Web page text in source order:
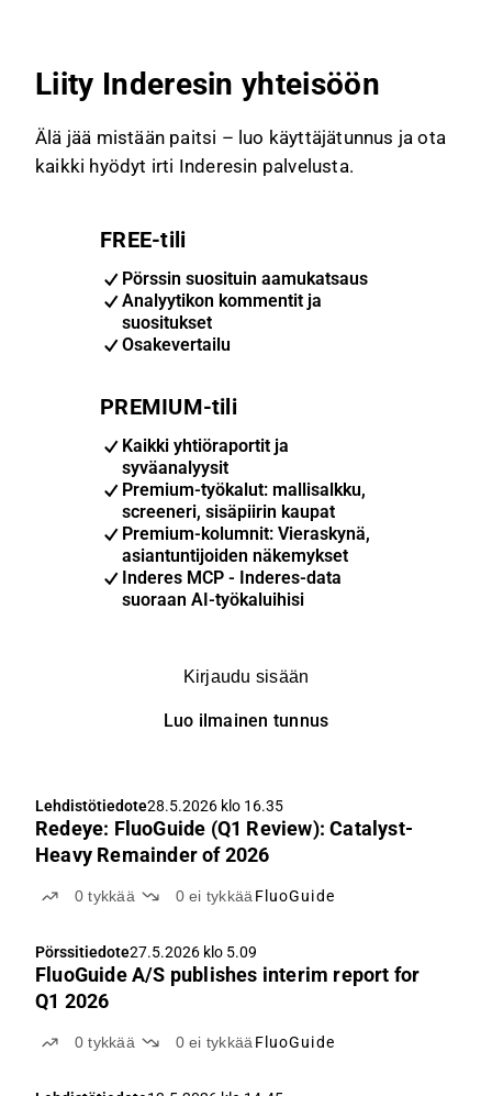
Liity Inderesin yhteisöön
Älä jää mistään paitsi – luo käyttäjätunnus ja ota
kaikki hyödyt irti Inderesin palvelusta.
FREE-tili
Pörssin suosituin aamukatsaus
Analyytikon kommentit ja
suositukset
Osakevertailu
PREMIUM-tili
Kaikki yhtiöraportit ja
syväanalyysit
Premium-työkalut: mallisalkku,
screeneri, sisäpiirin kaupat
Premium-kolumnit: Vieraskynä,
asiantuntijoiden näkemykset
Inderes MCP - Inderes-data
suoraan AI-työkaluihisi
Kirjaudu sisään
Luo ilmainen tunnus
Lehdistötiedote28.5.2026 klo 16.35
Redeye: FluoGuide (Q1 Review): Catalyst-
Heavy Remainder of 2026
0tykkää 0ei tykkää FluoGuide
Pörssitiedote27.5.2026 klo 5.09
FluoGuide A/S publishes interim report for
Q1 2026
0tykkää 0ei tykkää FluoGuide